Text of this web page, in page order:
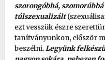
szorongóbbá,
túlszexualizált
ezt vesszük észre
tanítványunkon, először
beszélni. Legyünk